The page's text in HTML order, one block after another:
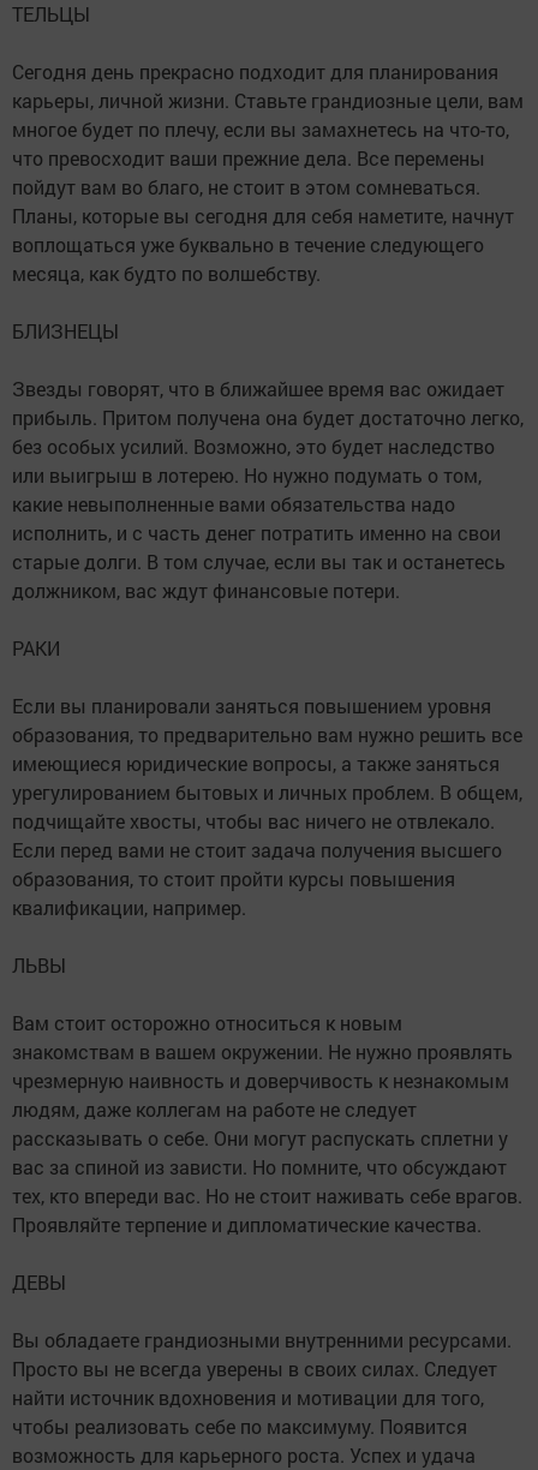
ТЕЛЬЦЫ
Сегодня день прекрасно подходит для планирования
карьеры, личной жизни. Ставьте грандиозные цели, вам
многое будет по плечу, если вы замахнетесь на что-то,
что превосходит ваши прежние дела. Все перемены
пойдут вам во благо, не стоит в этом сомневаться.
Планы, которые вы сегодня для себя наметите, начнут
воплощаться уже буквально в течение следующего
месяца, как будто по волшебству.
БЛИЗНЕЦЫ
Звезды говорят, что в ближайшее время вас ожидает
прибыль. Притом получена она будет достаточно легко,
без особых усилий. Возможно, это будет наследство
или выигрыш в лотерею. Но нужно подумать о том,
какие невыполненные вами обязательства надо
исполнить, и с часть денег потратить именно на свои
старые долги. В том случае, если вы так и останетесь
должником, вас ждут финансовые потери.
РАКИ
Если вы планировали заняться повышением уровня
образования, то предварительно вам нужно решить все
имеющиеся юридические вопросы, а также заняться
урегулированием бытовых и личных проблем. В общем,
подчищайте хвосты, чтобы вас ничего не отвлекало.
Если перед вами не стоит задача получения высшего
образования, то стоит пройти курсы повышения
квалификации, например.
ЛЬВЫ
Вам стоит осторожно относиться к новым
знакомствам в вашем окружении. Не нужно проявлять
чрезмерную наивность и доверчивость к незнакомым
людям, даже коллегам на работе не следует
рассказывать о себе. Они могут распускать сплетни у
вас за спиной из зависти. Но помните, что обсуждают
тех, кто впереди вас. Но не стоит наживать себе врагов.
Проявляйте терпение и дипломатические качества.
ДЕВЫ
Вы обладаете грандиозными внутренними ресурсами.
Просто вы не всегда уверены в своих силах. Следует
найти источник вдохновения и мотивации для того,
чтобы реализовать себе по максимуму. Появится
возможность для карьерного роста. Успех и удача